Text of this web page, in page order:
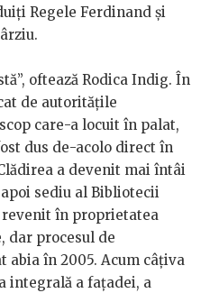
Regele Ferdinand și
oftează Rodica Indig. În
de autoritățile
care-a locuit în palat,
dus de-acolo direct în
a devenit mai întâi
sediu al Bibliotecii
revenit în proprietatea
dar procesul de
abia în 2005. Acum câțiva
integrală a fațadei, a